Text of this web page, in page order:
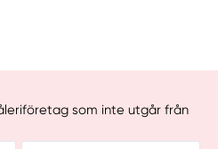
som inte utgår från